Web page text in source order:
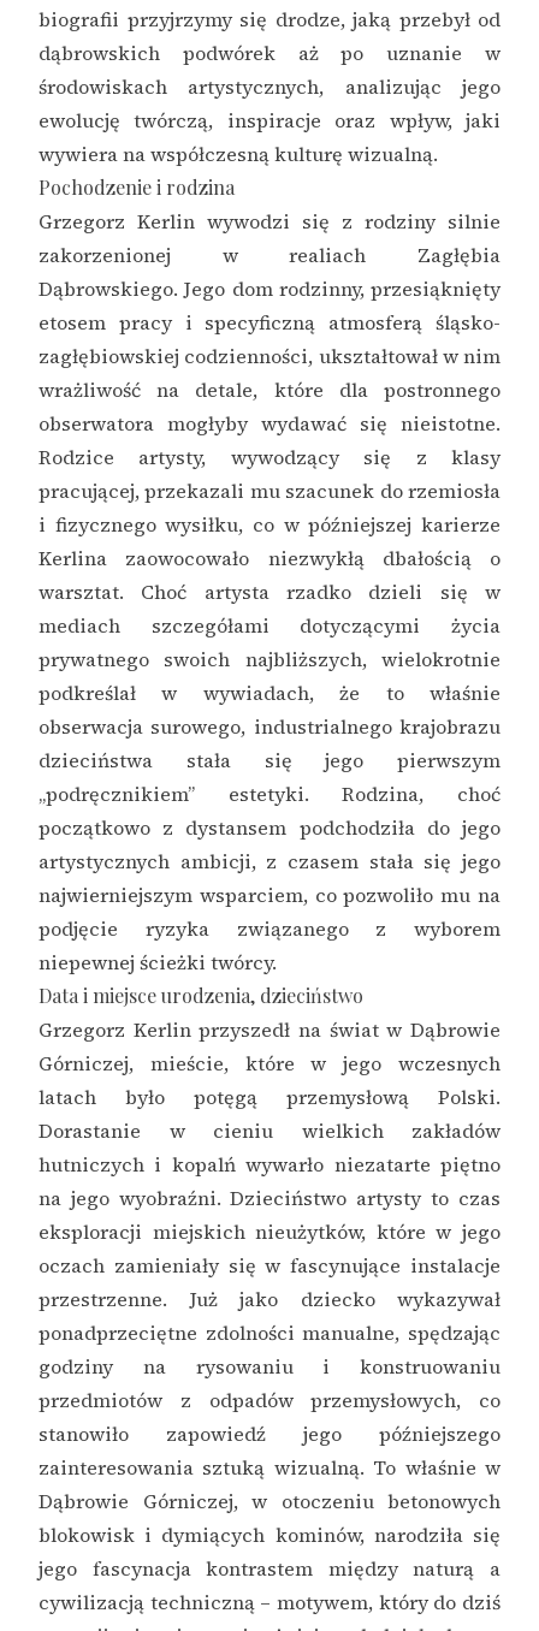
biografii przyjrzymy się drodze, jaką przebył od
dąbrowskich podwórek aż po uznanie w
środowiskach artystycznych, analizując jego
ewolucję twórczą, inspiracje oraz wpływ, jaki
wywiera na współczesną kulturę wizualną.
Pochodzenie i rodzina
Grzegorz Kerlin wywodzi się z rodziny silnie
zakorzenionej w realiach Zagłębia
Dąbrowskiego. Jego dom rodzinny, przesiąknięty
etosem pracy i specyficzną atmosferą śląsko-
zagłębiowskiej codzienności, ukształtował w nim
wrażliwość na detale, które dla postronnego
obserwatora mogłyby wydawać się nieistotne.
Rodzice artysty, wywodzący się z klasy
pracującej, przekazali mu szacunek do rzemiosła
i fizycznego wysiłku, co w późniejszej karierze
Kerlina zaowocowało niezwykłą dbałością o
warsztat. Choć artysta rzadko dzieli się w
mediach szczegółami dotyczącymi życia
prywatnego swoich najbliższych, wielokrotnie
podkreślał w wywiadach, że to właśnie
obserwacja surowego, industrialnego krajobrazu
dzieciństwa stała się jego pierwszym
„podręcznikiem” estetyki. Rodzina, choć
początkowo z dystansem podchodziła do jego
artystycznych ambicji, z czasem stała się jego
najwierniejszym wsparciem, co pozwoliło mu na
podjęcie ryzyka związanego z wyborem
niepewnej ścieżki twórcy.
Data i miejsce urodzenia, dzieciństwo
Grzegorz Kerlin przyszedł na świat w Dąbrowie
Górniczej, mieście, które w jego wczesnych
latach było potęgą przemysłową Polski.
Dorastanie w cieniu wielkich zakładów
hutniczych i kopalń wywarło niezatarte piętno
na jego wyobraźni. Dzieciństwo artysty to czas
eksploracji miejskich nieużytków, które w jego
oczach zamieniały się w fascynujące instalacje
przestrzenne. Już jako dziecko wykazywał
ponadprzeciętne zdolności manualne, spędzając
godziny na rysowaniu i konstruowaniu
przedmiotów z odpadów przemysłowych, co
stanowiło zapowiedź jego późniejszego
zainteresowania sztuką wizualną. To właśnie w
Dąbrowie Górniczej, w otoczeniu betonowych
blokowisk i dymiących kominów, narodziła się
jego fascynacja kontrastem między naturą a
cywilizacją techniczną – motywem, który do dziś